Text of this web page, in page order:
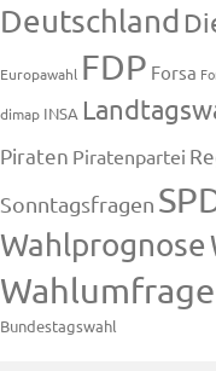
Deutschland
Europawahl FDP Forsa
dimap INSA
Piraten Piratenpartei
Sonntagsfragen
Wahlprognose
Wahlumfrage
Bundestagswahl